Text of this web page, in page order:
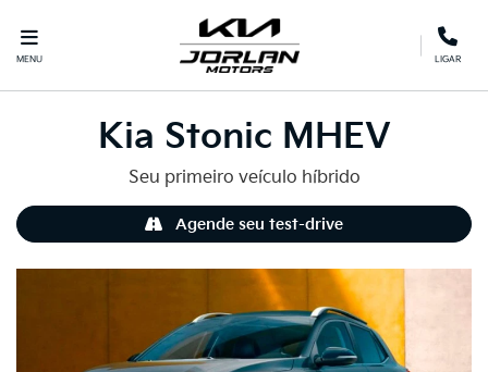
MENU LIGAR
Kia Stonic MHEV
Seu primeiro veículo híbrido
Agende seu test-drive